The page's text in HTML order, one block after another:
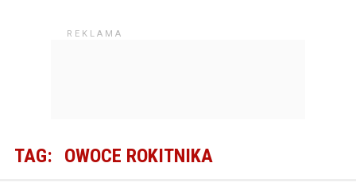
TAG: OWOCE ROKITNIKA